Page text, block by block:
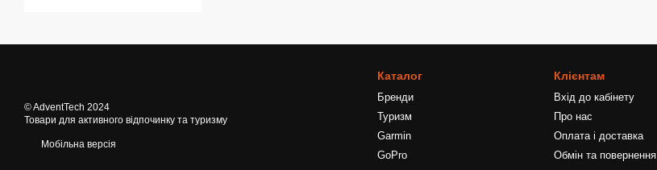
© AdventTech 2024
Товари для активного відпочинку та туризму
Мобільна версія
Каталог
Бренди
Туризм
Garmin
GoPro
Клієнтам
Вхід до кабінету
Про нас
Оплата і доставка
Обмін та повернення